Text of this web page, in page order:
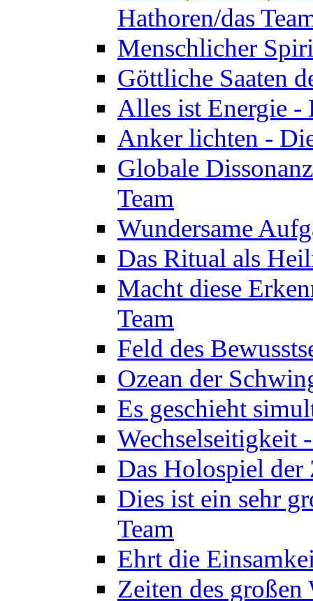
Hathoren/das
Menschlicher
Göttliche Saaten
Alles ist Energie -
Anker lichten -
Globale
Team
Wundersame
Das Ritual als
Macht diese
Team
Feld des
Ozean der
Es geschieht
Wechselseitigkeit
Das Holospiel der
Dies ist ein sehr
Team
Ehrt die
Zeiten des großen